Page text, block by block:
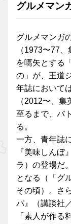
グルメマン
グルメマンガ
（1973〜77
を嚆矢とする
の」が、王道
年誌において
（2012〜、
至るまで、バ
る。
一方、青年誌
『美味しんぼ
ラ）の登場だ
となる（「グ
その頃）。さ
パ』（講談社
「素人が作る